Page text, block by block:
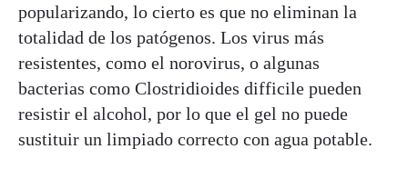
popularizando, lo cierto es que no eliminan la
totalidad de los patógenos. Los virus más
resistentes, como el norovirus, o algunas
bacterias como Clostridioides difficile pueden
resistir el alcohol, por lo que el gel no puede
sustituir un limpiado correcto con agua potable.